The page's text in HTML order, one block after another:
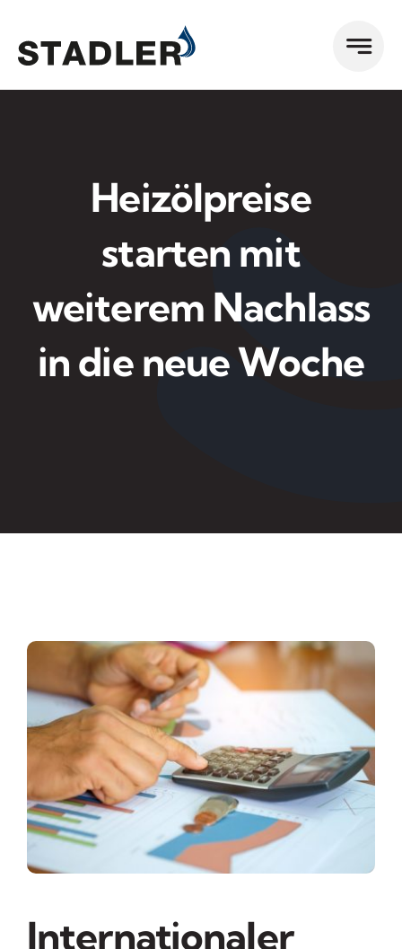
Inhalt
springen
Heizölpreise
starten mit
weiterem Nachlass
in die neue Woche
Internationaler